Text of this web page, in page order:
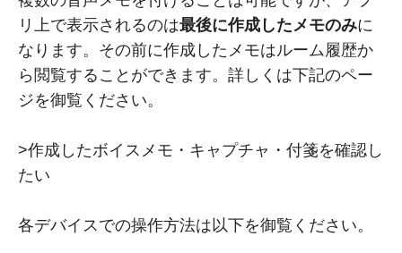
リ上で表示されるのは最後に作成したメモのみに
なります。その前に作成したメモはルーム履歴か
ら閲覧することができます。詳しくは下記のペー
ジを御覧ください。
>作成したボイスメモ・キャプチャ・付箋を確認し
たい
各デバイスでの操作方法は以下を御覧ください。